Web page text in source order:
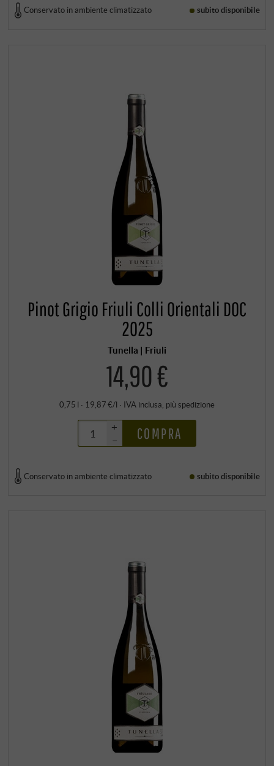
Conservato in ambiente climatizzato subito disponibile
Pinot Grigio Friuli Colli Orientali DOC
2025
Tunella | Friuli
14,90 €
0,75 l · 19,87 €/l · IVA inclusa, più spedizione
+
–
COMPRA
Conservato in ambiente climatizzato subito disponibile